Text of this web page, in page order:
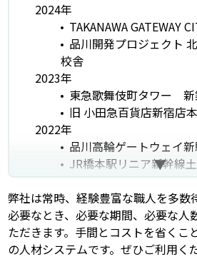
2024年
TAKANAWA GATEWAY
品川開発プロジェクト
校舎
2023年
東急歌舞伎町タワー 新
旧 小田急百貨店新宿店
2022年
品川高輪ゲートウェイ
JR橋本駅リニア新幹線
2021年
武蔵小杉日本医科大学
JR東京レールゲート躯
GLP相模原躯体工事
2020年
弊社は常時、経験豊富な職人を多数
必要なとき、必要な期間、必要な人
ただきます。手間とコストを省くこ
の人材システムです。ぜひご利用く